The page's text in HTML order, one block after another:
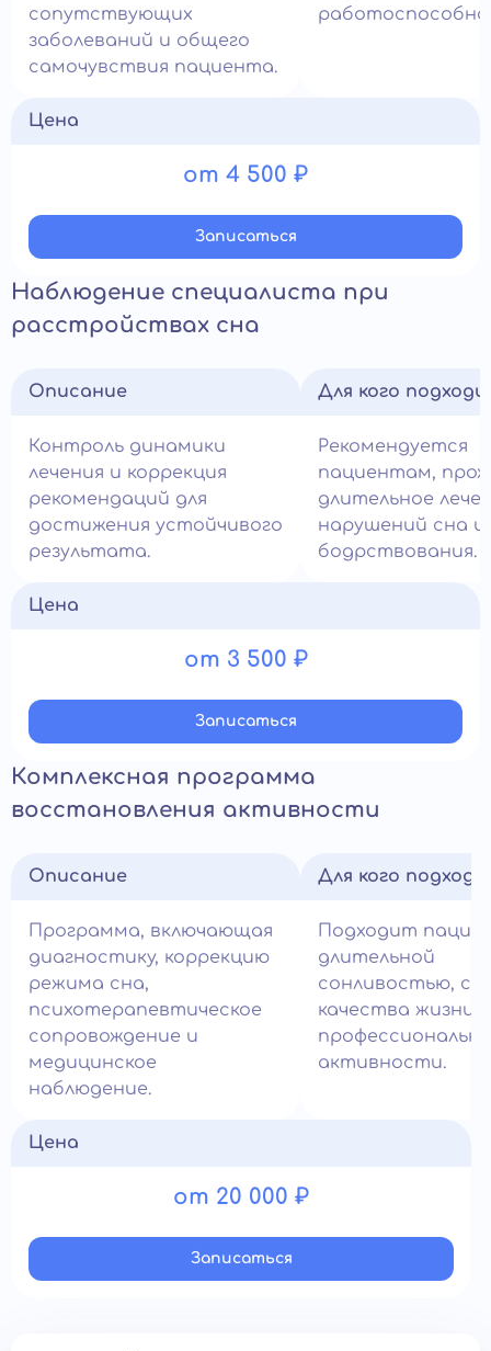
сопутствующих
заболеваний и общего
самочувствия пациента.
Цена
от 4 500 ₽
Записатьcя
Наблюдение специалиста при
расстройствах сна
Описание
Контроль динамики
лечения и коррекция
рекомендаций для
достижения устойчивого
результата.
Для кого
Рекомендуется
пациентам,
длительное
нарушений сна и
бодрствования.
Цена
от 3 500 ₽
Записатьcя
Комплексная программа
восстановления активности
Описание
Программа, включающая
диагностику, коррекцию
режима сна,
психотерапевтическое
сопровождение и
медицинское
наблюдение.
Для кого
Подходит
длительной
сонливостью,
качества жизни и
активности.
Цена
от 20 000 ₽
Записатьcя